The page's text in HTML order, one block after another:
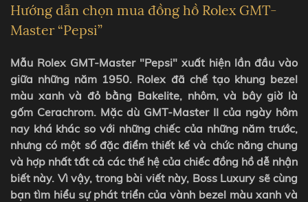
Hướng dẫn chọn mua đồng hồ Rolex GMT-
Master “Pepsi”
Mẫu Rolex GMT-Master "Pepsi" xuất hiện lần đầu vào
giữa những năm 1950. Rolex đã chế tạo khung bezel
màu xanh và đỏ bằng Bakelite, nhôm, và bây giờ là
gốm Cerachrom. Mặc dù GMT-Master II của ngày hôm
nay khá khác so với những chiếc của những năm trước,
nhưng có một số đặc điểm thiết kế và chức năng chung
và hợp nhất tất cả các thế hệ của chiếc đồng hồ dễ nhận
biết này. Vì vậy, trong bài viết này, Boss Luxury sẽ cùng
bạn tìm hiểu sự phát triển của vành bezel màu xanh và